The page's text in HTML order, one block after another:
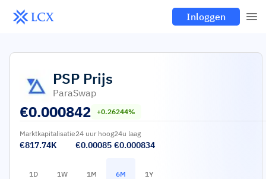
Inloggen
PSP Prijs
ParaSwap
€0.000842 +0.26244%
Marktkapitalisatie
€817.74K
24 uur hoog
€0.00085
24u laag
€0.000834
1D 1W 1M 6M 1Y